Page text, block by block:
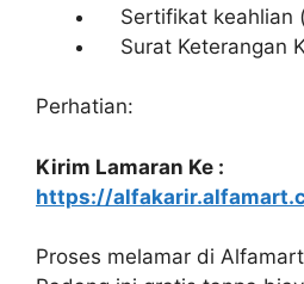
Sertifikat keahlian
Surat Keterangan
Perhatian:
Kirim Lamaran Ke :
https://
Proses melamar di